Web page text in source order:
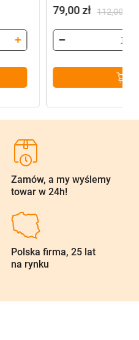
112,00
cena
wynosiła:
112,00 zł.
79,00zł
cena
wynosi:
79,00 zł.
Zamów, a my wyślemy
towar w 24h!
Polska firma, 25 lat
na rynku